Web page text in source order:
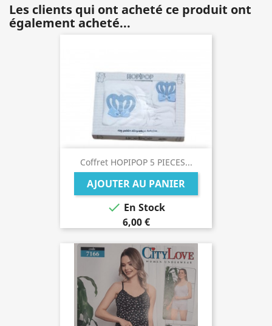
Les clients qui ont acheté ce produit ont
également acheté...
Coffret HOPIPOP 5 PIECES...
AJOUTER AU PANIER
 En Stock
6,00 €